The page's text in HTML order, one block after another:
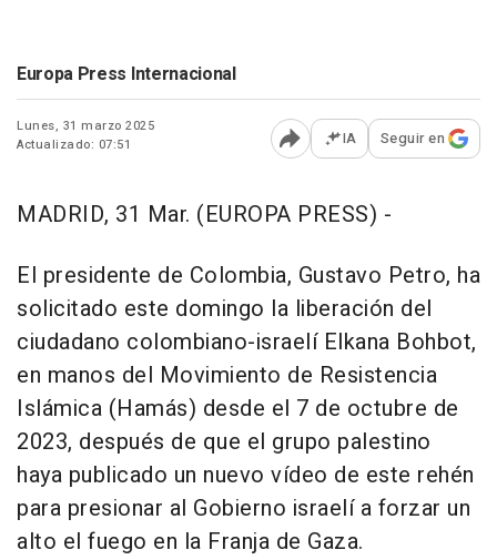
Europa Press Internacional
Lunes, 31 marzo 2025
Actualizado: 07:51
Abrir opciones para
IA Seguir en
MADRID, 31 Mar. (EUROPA PRESS) -
El presidente de Colombia, Gustavo Petro, ha
solicitado este domingo la liberación del
ciudadano colombiano-israelí Elkana Bohbot,
en manos del Movimiento de Resistencia
Islámica (Hamás) desde el 7 de octubre de
2023, después de que el grupo palestino
haya publicado un nuevo vídeo de este rehén
para presionar al Gobierno israelí a forzar un
alto el fuego en la Franja de Gaza.